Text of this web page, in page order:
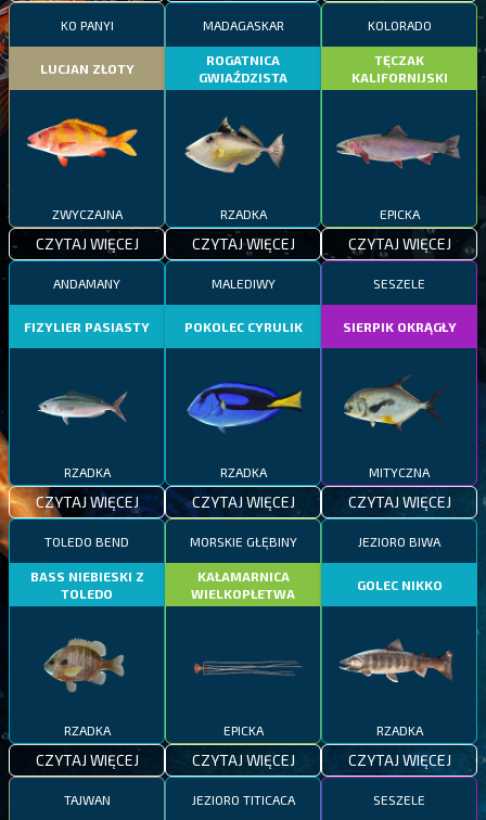
KO PANYI
LUCJAN ZŁOTY
ZWYCZAJNA
CZYTAJ WIĘCEJ
MADAGASKAR
ROGATNICA
GWIAŹDZISTA
RZADKA
CZYTAJ WIĘCEJ
KOLORADO
TĘCZAK
KALIFORNIJSKI
EPICKA
CZYTAJ WIĘCEJ
ANDAMANY
FIZYLIER PASIASTY
RZADKA
CZYTAJ WIĘCEJ
MALEDIWY
POKOLEC CYRULIK
RZADKA
CZYTAJ WIĘCEJ
SESZELE
SIERPIK OKRĄGŁY
MITYCZNA
CZYTAJ WIĘCEJ
TOLEDO BEND
BASS NIEBIESKI Z
TOLEDO
RZADKA
CZYTAJ WIĘCEJ
MORSKIE GŁĘBINY
KAŁAMARNICA
WIELKOPŁETWA
EPICKA
CZYTAJ WIĘCEJ
JEZIORO BIWA
GOLEC NIKKO
RZADKA
CZYTAJ WIĘCEJ
TAJWAN JEZIORO TITICACA SESZELE